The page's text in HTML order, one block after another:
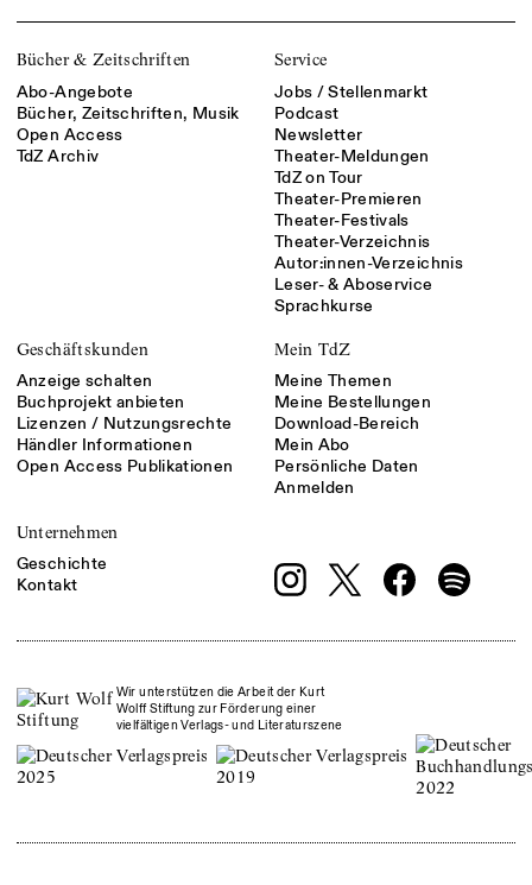
Bücher & Zeitschriften
Abo-Angebote
Bücher, Zeitschriften, Musik
Open Access
TdZ Archiv
Service
Jobs / Stellenmarkt
Podcast
Newsletter
Theater-Meldungen
TdZ on Tour
Theater-Premieren
Theater-Festivals
Theater-Verzeichnis
Autor:innen-Verzeichnis
Leser- & Aboservice
Sprachkurse
Geschäftskunden
Anzeige schalten
Buchprojekt anbieten
Lizenzen / Nutzungsrechte
Händler Informationen
Open Access Publikationen
Mein TdZ
Meine Themen
Meine Bestellungen
Download-Bereich
Mein Abo
Persönliche Daten
Anmelden
Unternehmen
Geschichte
Kontakt
Wir unterstützen die Arbeit der Kurt
Wolff Stiftung zur Förderung einer
vielfältigen Verlags- und Literaturszene